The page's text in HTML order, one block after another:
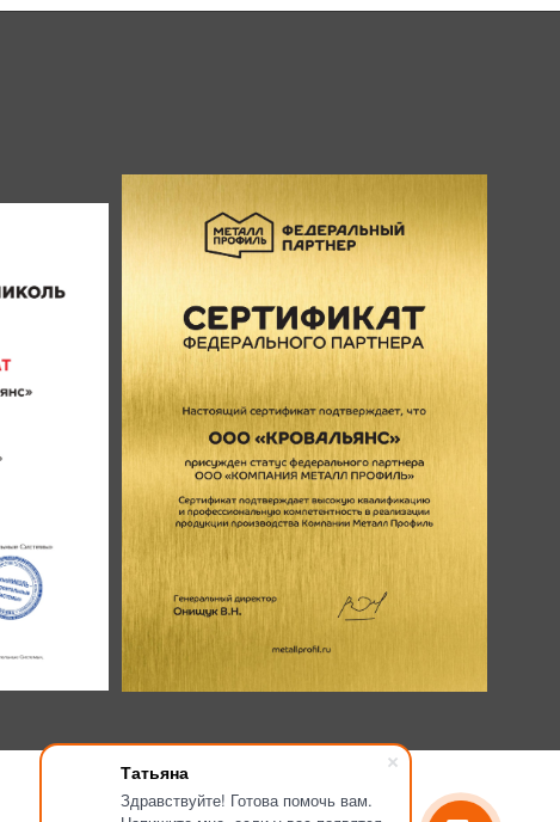
Татьяна
Здравствуйте! Готова помочь вам.